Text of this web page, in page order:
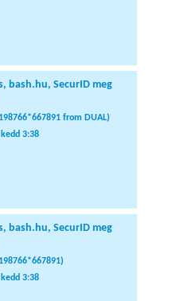
bash.hu, SecurID meg
from DUAL)
3:38
bash.hu, SecurID meg
3:38